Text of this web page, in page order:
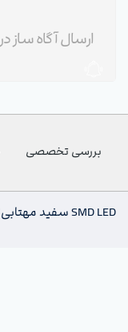
بررسی تخصصی
SMD LED سفید مهتابی 6V پکیج 3030